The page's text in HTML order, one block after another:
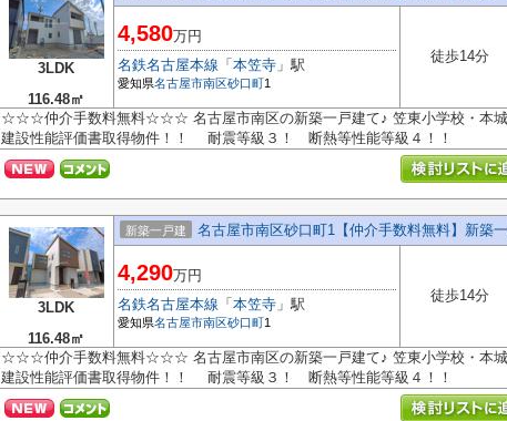
3LDK
116.48㎡
4,580万円
名鉄名古屋本線 「 本笠寺 」駅
愛知県名古屋市南区砂口町1
徒歩14分
☆☆☆仲介手数料無料☆☆☆ 名古屋市南区の新築一戸建て♪ 笠東小学校・本
建設性能評価書取得物件！！ 耐震等級３！ 断熱等性能等級４！！
3LDK
116.48㎡
新築一戸建 名古屋市南区砂口町1【仲介手数料無料】新築
4,290万円
名鉄名古屋本線 「 本笠寺 」駅
愛知県名古屋市南区砂口町1
徒歩14分
☆☆☆仲介手数料無料☆☆☆ 名古屋市南区の新築一戸建て♪ 笠東小学校・本
建設性能評価書取得物件！！ 耐震等級３！ 断熱等性能等級４！！